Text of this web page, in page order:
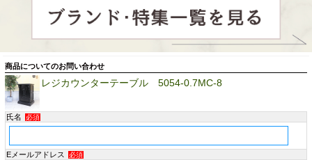
商品についてのお問い合わせ
レジカウンターテーブル 5054-0.7MC-8
氏名 必須
Eメールアドレス 必須